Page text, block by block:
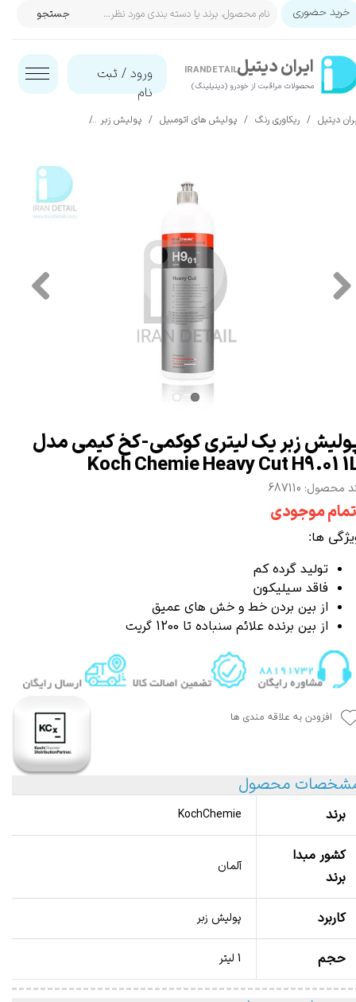
ایران‌ دیتیل
محصولات مراقبت از خودرو (دیتیلینگ)​​​​​​​
IRANDETAIL ورود / ثبت
نام
حساب کاربری من
تغییر گذر واژه
جستجو خرید حضوری
دیتیل ریکاوری رنگ پولیش های اتومبیل پولیش زبر
زبر یک لیتری کوکمی-کخ کیمی مدل
Koch Chemie Heavy Cut H9.01
محصول: 687110
موجودی
ها:
تولید گرده کم
فاقد سیلیکون
از بین بردن خط و خش های عمیق
از بین برنده علائم سنباده تا 1200 گریت
افزودن به علاقه مندی ها
محصول
برند KochChemie
کشور مبدا
برند
آلمان
کاربرد پولیش زبر
حجم 1 لیتر